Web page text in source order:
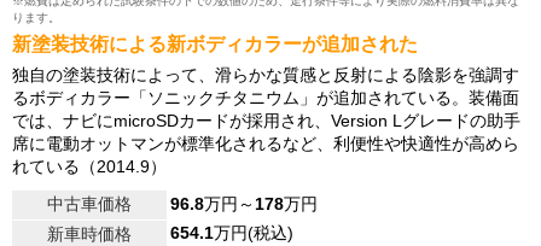
ります。
新塗装技術による新ボディカラーが追加された
独自の塗装技術によって、滑らかな質感と反射による陰影を強調す
るボディカラー「ソニックチタニウム」が追加されている。装備面
では、ナビにmicroSDカードが採用され、Version Lグレードの助手
席に電動オットマンが標準化されるなど、利便性や快適性が高めら
れている（2014.9）
中古車価格
96.8万円～178万円
新車時価格
654.1万円(税込)